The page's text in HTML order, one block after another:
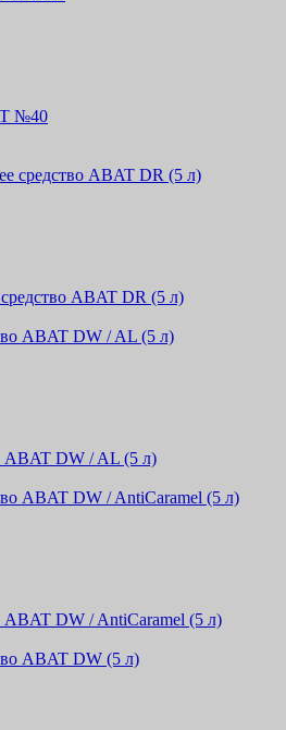
№40
ABAT DR (5 л)
ABAT DW / AL (5 л)
DW / AntiCaramel (5 л)